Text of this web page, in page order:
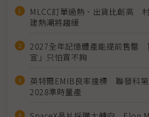
MLCC訂單過熱、出貨比創高
建熱潮將趨緩
2027全年記憶體產能提前售罄
宣」只怕買不夠
英特爾EMIB良率達標 聯發科第
2028準時量產